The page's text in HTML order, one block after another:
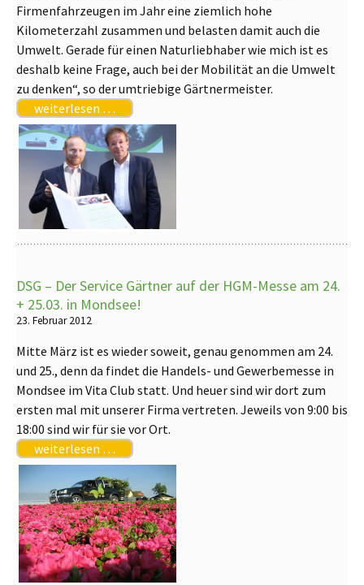
Firmenfahrzeugen im Jahr eine ziemlich hohe
Kilometerzahl zusammen und belasten damit auch die
Umwelt. Gerade für einen Naturliebhaber wie mich ist es
deshalb keine Frage, auch bei der Mobilität an die Umwelt
zu denken“, so der umtriebige Gärtnermeister.
weiterlesen …
DSG – Der Service Gärtner auf der HGM-Messe am 24.
+ 25.03. in Mondsee!
23. Februar 2012
Mitte März ist es wieder soweit, genau genommen am 24.
und 25., denn da findet die Handels- und Gewerbemesse in
Mondsee im Vita Club statt. Und heuer sind wir dort zum
ersten mal mit unserer Firma vertreten. Jeweils von 9:00 bis
18:00 sind wir für sie vor Ort.
weiterlesen …